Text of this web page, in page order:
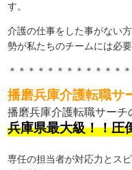
す。
介護の仕事をした事がない
勢が私たちのチームには必要
＊＊＊＊＊＊＊＊＊＊＊＊
播磨兵庫介護転職サ
播磨兵庫介護転職サーチ
兵庫県最大級！！圧
専任の担当者が対応力とス